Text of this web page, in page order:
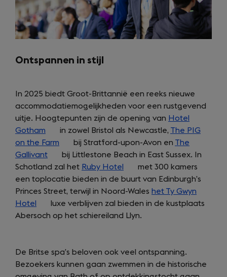
Ontspannen in stijl
In 2025 biedt Groot-Brittannië een reeks nieuwe
accommodatiemogelijkheden voor een rustgevend
uitje. Hoogtepunten zijn de opening van Hotel
Gotham (opens
in
a
new
tab)
in zowel Bristol als Newcastle, The PIG
on the Farm (opens
in
a
new
tab)
bij Stratford-upon-Avon en The
Gallivant (opens
in
a
new
tab)
bij Littlestone Beach in East Sussex. In
Schotland zal het Ruby Hotel
(opens
in
a
new
tab)
met 300 kamers
een toplocatie bieden in de buurt van Edinburgh’s
Princes Street, terwijl in Noord-Wales het Ty Gwyn
Hotel
(opens
in
tab)
luxe verblijven zal bieden in de kustplaats
Abersoch op het schiereiland Llyn.
De Britse spa’s beloven ook veel ontspanning.
Bezoekers kunnen gaan zwemmen in de historische